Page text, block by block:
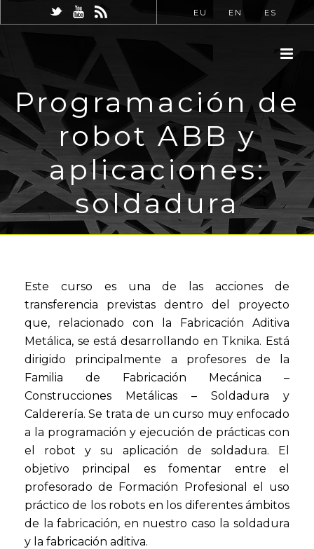
EU EN ES
Programación de
robot ABB y
aplicaciones:
soldadura
Este curso es una de las acciones de
transferencia previstas dentro del proyecto
que, relacionado con la Fabricación Aditiva
Metálica, se está desarrollando en Tknika. Está
dirigido principalmente a profesores de la
Familia de Fabricación Mecánica –
Construcciones Metálicas – Soldadura y
Calderería. Se trata de un curso muy enfocado
a la programación y ejecución de prácticas con
el robot y su aplicación de soldadura. El
objetivo principal es fomentar entre el
profesorado de Formación Profesional el uso
práctico de los robots en los diferentes ámbitos
de la fabricación, en nuestro caso la soldadura
y la fabricación aditiva.